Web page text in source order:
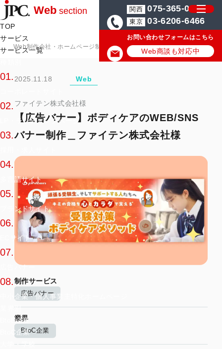
Web section
TOP
サービス
サービス一覧
01.
02.
LP・ランディングページ
03.
04.
多言語サイト
05.
ブランドサイト
06.
ECサイト
07.
広告バナー
08.
中小企業・個人事業主特化ホームページ
業界別
BtoB企業
BtoC企業
大学・学校
関西 075-365-0571
東京 03-6206-6466
お問い合わせフォームはこちら
Web商談も対応中
Web制作会社・ホームページ制作会社のJPC ホームページ・Web制作
2025.11.18 Web
ファイテン株式会社様
【広告バナー】ボディケアのWEB/SNS
バナー制作＿ファイテン株式会社様
制作サービス
広告バナー
業界
BtoC企業